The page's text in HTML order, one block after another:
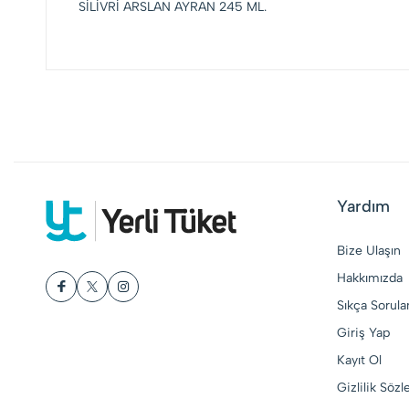
SİLİVRİ ARSLAN AYRAN 245 ML.
Yardım
Bize Ulaşın
Hakkımızda
Sıkça
Giriş Yap
Kayıt Ol
Gizlilik